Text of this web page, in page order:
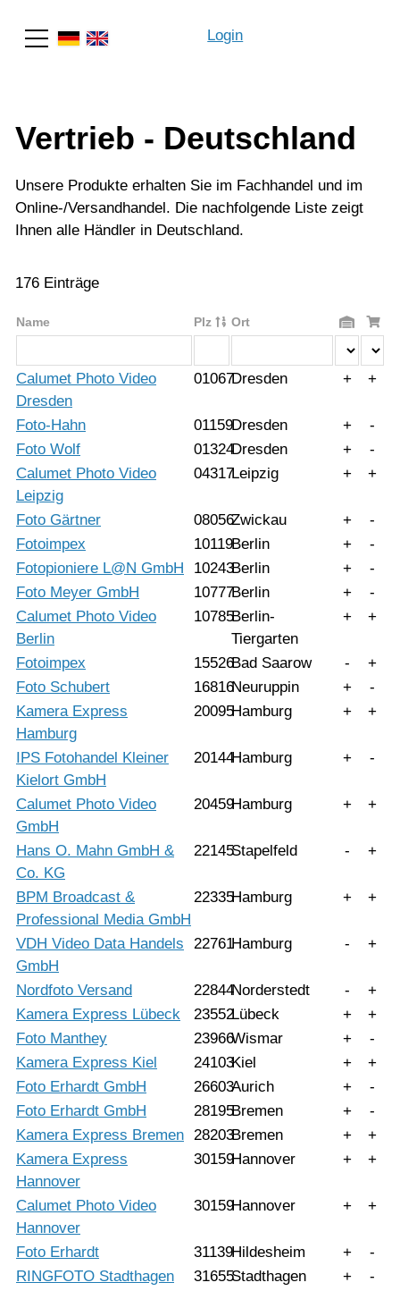
Login
Vertrieb - Deutschland
Unsere Produkte erhalten Sie im Fachhandel und im
Online-/Versandhandel. Die nachfolgende Liste zeigt
Ihnen alle Händler in Deutschland.
176 Einträge
Name Plz Ort
Calumet Photo Video
Dresden
01067Dresden + +
Foto-Hahn 01159Dresden +
-
Foto Wolf
01324Dresden +
-
Calumet Photo Video
Leipzig
04317Leipzig + +
Foto Gärtner 08056Zwickau +
-
Fotoimpex
10119Berlin +
-
Fotopioniere L@N GmbH
10243Berlin +
-
Foto Meyer GmbH
10777Berlin +
-
Calumet Photo Video
Berlin
10785Berlin-
Tiergarten
+ +
Fotoimpex 15526Bad Saarow -
+
Foto Schubert
16816Neuruppin +
-
Kamera Express
Hamburg
20095Hamburg + +
IPS Fotohandel Kleiner
Kielort GmbH
20144Hamburg + -
Calumet Photo Video
GmbH
20459Hamburg + +
Hans O. Mahn GmbH &
Co. KG
22145Stapelfeld - +
BPM Broadcast &
Professional Media GmbH
22335Hamburg + +
VDH Video Data Handels
GmbH
22761Hamburg - +
Nordfoto Versand 22844Norderstedt -
+
Kamera Express Lübeck
23552Lübeck +
+
Foto Manthey
23966Wismar +
-
Kamera Express Kiel
24103Kiel +
+
Foto Erhardt GmbH
26603Aurich +
-
Foto Erhardt GmbH
28195Bremen +
-
Kamera Express Bremen 28203Bremen +
+
Kamera Express
Hannover
30159Hannover + +
Calumet Photo Video
Hannover
30159Hannover + +
Foto Erhardt 31139Hildesheim +
-
RINGFOTO Stadthagen
31655Stadthagen +
-